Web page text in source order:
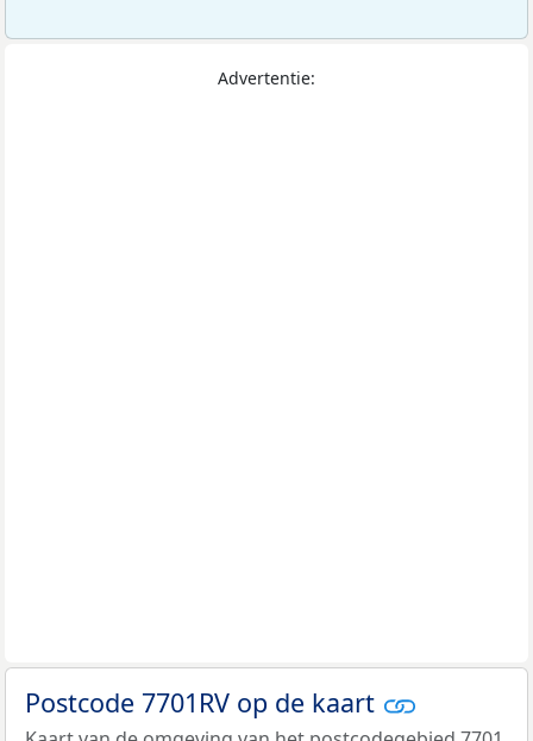
Advertentie:
Postcode 7701RV op de kaart